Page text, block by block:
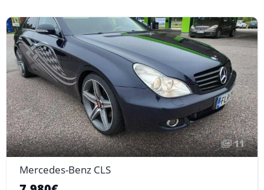
11
Mercedes-Benz CLS